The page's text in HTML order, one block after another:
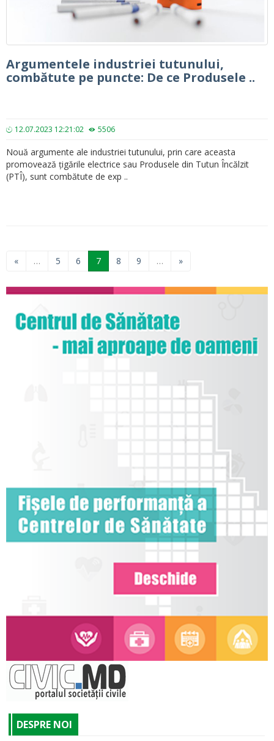
Argumentele industriei tutunului,
combătute pe puncte: De ce Produsele ..
12.07.2023 12:21:02 5506
Nouă argumente ale industriei tutunului, prin care aceasta
promovează țigările electrice sau Produsele din Tutun Încălzit
(PTÎ), sunt combătute de exp ..
« … 5 6 7 8 9 … »
DESPRE NOI